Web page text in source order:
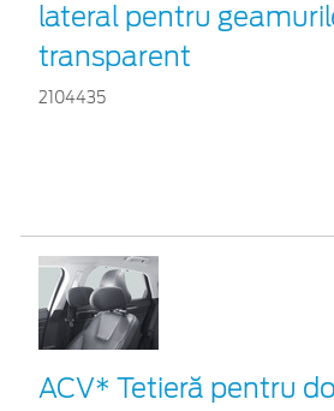
lateral pentru
transparent
2104435
ACV* Tetieră pentru